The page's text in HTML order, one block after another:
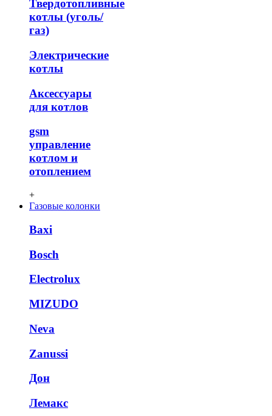
Твердотопливные
котлы (уголь/
газ)
Электрические
котлы
Аксессуары
для котлов
gsm
управление
котлом и
отоплением
+
Газовые колонки
Baxi
Bosch
Electrolux
MIZUDO
Neva
Zanussi
Дон
Лемакс